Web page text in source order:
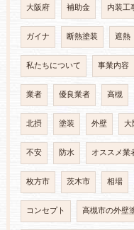
大阪府 補助金 内装工
ガイナ 断熱塗装 遮熱
私たちについて 事業内容
業者 優良業者 高槻
北摂 塗装 外壁 大
不安 防水 オススメ業
枚方市 茨木市 相場
コンセプト 高槻市の外壁